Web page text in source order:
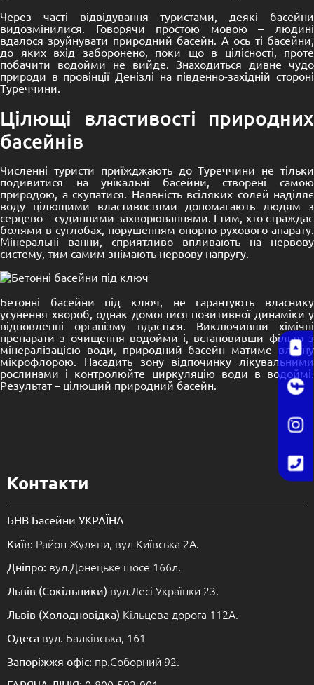
Через часті відвідування туристами, деякі басейни
видозмінилися. Говорячи простою мовою – людині
вдалося зруйнувати природний басейн. А ось ті басейни,
до яких вхід заборонено, поки що в цілісності, проте
побачити водойми не вийде. Знаходиться дивне чудо
природи в провінції Денізлі на південно-західній стороні
Туреччини.
Цілющі властивості природних
басейнів
Численні туристи приїжджають до Туреччини не тільки
подивитися на унікальні басейни, створені самою
природою, а скупатися. Наявність всіляких солей наділяє
воду цілющими властивостями допомагають людям з
серцево – судинними захворюваннями. І тим, хто страждає
болями в суглобах, порушенням опорно-рухового апарату.
Мінеральні ванни, сприятливо впливають на нервову
систему, тим самим знімають нервову напругу.
Бетонні басейни під ключ, не гарантують власнику
усунення хвороб, однак домогтися позитивної динаміки у
відновленні організму вдасться. Виключивши хімічні
препарати з очищення водойми і, встановивши фільтр з
мінералізацією води, природний басейн матиме власну
мікрофлорою. Насадить зону відпочинку лікувальними
рослинами і контролюйте циркуляцію води в водоймі.
Результат – цілющий природний басейн.
Контакти
БНВ Басейни УКРАЇНА
Київ: Район Жуляни, вул Київська 2А.
Дніпро: вул.Донецьке шосе 166л.
Львів (Сокільники) вул.Лесі Українки 23.
Львів (Холодновідка) Кільцева дорога 112А.
Одеса вул. Балківська, 161
Запоріжжя офіс: пр.Соборний 92.